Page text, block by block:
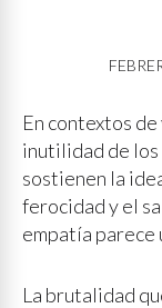
En contextos
inutilidad de los
sostienen la
ferocidad y el
empatía parece
La brutalidad